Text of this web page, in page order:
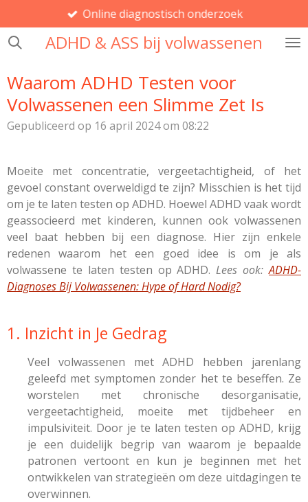
direct
naar
hoofdinhoud
ADHD & ASS bij volwassenen
Online diagnostisch onderzoek
Waarom ADHD Testen voor
Volwassenen een Slimme Zet Is
Gepubliceerd op 16 april 2024 om 08:22
Moeite met concentratie, vergeetachtigheid, of het
gevoel constant overweldigd te zijn? Misschien is het tijd
om je te laten testen op ADHD. Hoewel ADHD vaak wordt
geassocieerd met kinderen, kunnen ook volwassenen
veel baat hebben bij een diagnose. Hier zijn enkele
redenen waarom het een goed idee is om je als
volwassene te laten testen op ADHD.Lees ook:ADHD-
Diagnoses Bij Volwassenen: Hype of Hard Nodig?
1. Inzicht in Je Gedrag
Veel volwassenen met ADHD hebben jarenlang
geleefd met symptomen zonder het te beseffen. Ze
worstelen met chronische desorganisatie,
vergeetachtigheid, moeite met tijdbeheer en
impulsiviteit. Door je te laten testen op ADHD, krijg
je een duidelijk begrip van waarom je bepaalde
patronen vertoont en kun je beginnen met het
ontwikkelen van strategieën om deze uitdagingen te
overwinnen.